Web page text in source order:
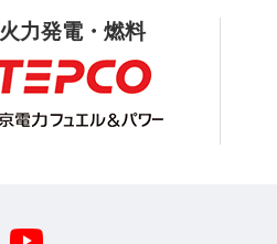
火力発電・燃料